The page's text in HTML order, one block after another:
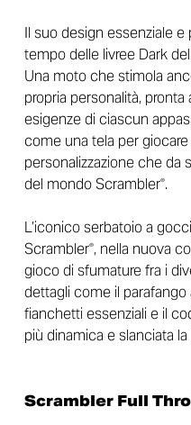
Il suo design essenziale e
tempo delle livree Dark
Una moto che stimola
propria personalità,
esigenze di ciascun
come una tela per
personalizzazione che da
del mondo Scrambler®.
L’iconico serbatoio a
Scrambler®, nella nuova
gioco di sfumature fra i
dettagli come il
fianchetti essenziali e il
più dinamica e slanciata la
Scrambler Full